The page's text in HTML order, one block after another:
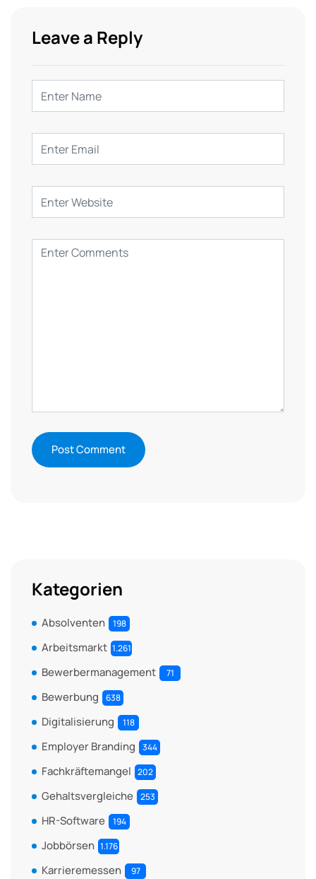
Leave a Reply
Kategorien
Absolventen 198
Arbeitsmarkt 1.261
Bewerbermanagement 71
Bewerbung 638
Digitalisierung 118
Employer Branding 344
Fachkräftemangel 202
Gehaltsvergleiche 253
HR-Software 194
Jobbörsen 1.176
Karrieremessen 97